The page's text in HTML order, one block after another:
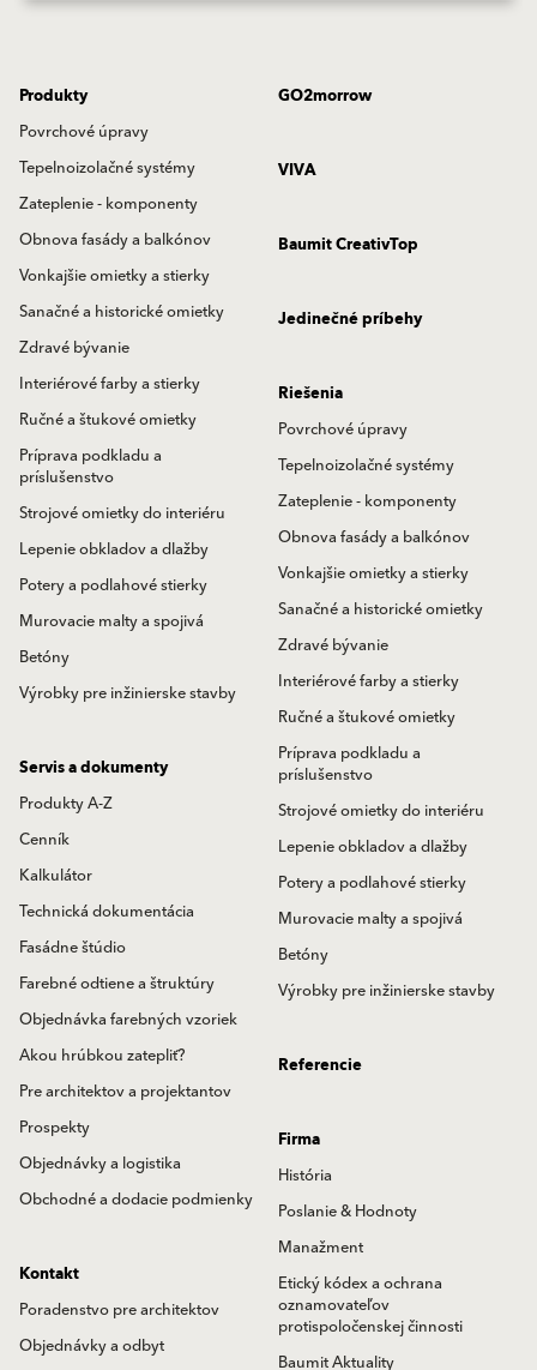
Produkty
Povrchové úpravy
Tepelnoizolačné systémy
Zateplenie - komponenty
Obnova fasády a balkónov
Vonkajšie omietky a stierky
Sanačné a historické omietky
Zdravé bývanie
Interiérové farby a stierky
Ručné a štukové omietky
Príprava podkladu a
príslušenstvo
Strojové omietky do interiéru
Lepenie obkladov a dlažby
Potery a podlahové stierky
Murovacie malty a spojivá
Betóny
Výrobky pre inžinierske stavby
GO2morrow
VIVA
Baumit CreativTop
Jedinečné príbehy
Riešenia
Povrchové úpravy
Tepelnoizolačné systémy
Zateplenie - komponenty
Obnova fasády a balkónov
Vonkajšie omietky a stierky
Sanačné a historické omietky
Zdravé bývanie
Interiérové farby a stierky
Ručné a štukové omietky
Príprava podkladu a
príslušenstvo
Strojové omietky do interiéru
Lepenie obkladov a dlažby
Potery a podlahové stierky
Murovacie malty a spojivá
Betóny
Výrobky pre inžinierske stavby
Servis a dokumenty
Produkty A-Z
Cenník
Kalkulátor
Technická dokumentácia
Fasádne štúdio
Farebné odtiene a štruktúry
Objednávka farebných vzoriek
Akou hrúbkou zatepliť?
Pre architektov a projektantov
Prospekty
Objednávky a logistika
Obchodné a dodacie podmienky
Referencie
Firma
História
Poslanie & Hodnoty
Manažment
Etický kódex a ochrana
oznamovateľov
protispoločenskej činnosti
Baumit Aktuality
Kontakt
Poradenstvo pre architektov
Objednávky a odbyt